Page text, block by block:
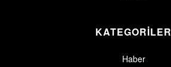
KATEGORİLER
Haber